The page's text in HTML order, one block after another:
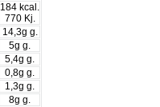
184 kcal.
770 Kj.
14,3g g.
5g g.
5,4g g.
0,8g g.
1,3g g.
8g g.